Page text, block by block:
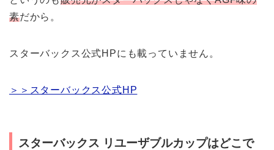
素だから。
スターバックス公式HPにも載っていません。
＞＞スターバックス公式HP
スターバックス リユーザブルカップはどこで